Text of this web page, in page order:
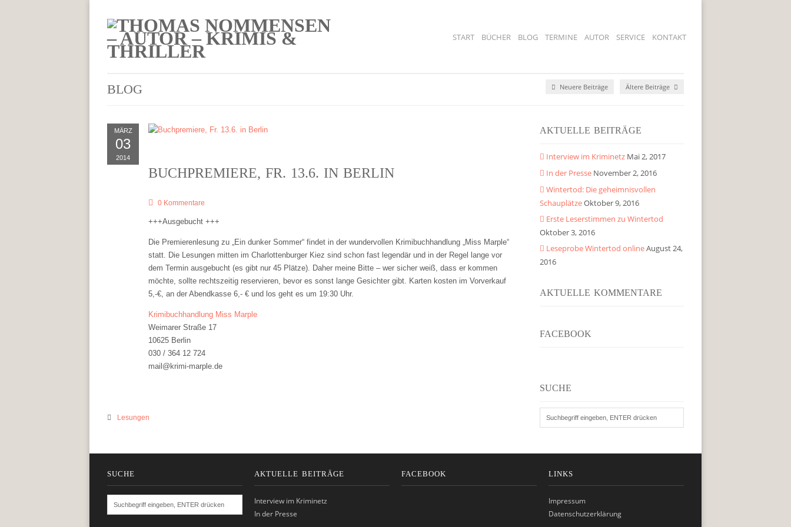
START BÜCHER BLOG TERMINE AUTOR SERVICE KONTAKT
BLOG Neuere Beiträge Ältere Beiträge
MÄRZ
03
2014
BUCHPREMIERE, FR. 13.6. IN BERLIN
0 Kommentare
+++Ausgebucht +++
Die Premierenlesung zu „Ein dunker Sommer“ findet in der wundervollen Krimibuchhandlung „Miss Marple“
statt. Die Lesungen mitten im Charlottenburger Kiez sind schon fast legendär und in der Regel lange vor
dem Termin ausgebucht (es gibt nur 45 Plätze). Daher meine Bitte – wer sicher weiß, dass er kommen
möchte, sollte rechtszeitig reservieren, bevor es sonst lange Gesichter gibt. Karten kosten im Vorverkauf
5,-€, an der Abendkasse 6,- € und los geht es um 19:30 Uhr.
Krimibuchhandlung Miss Marple
Weimarer Straße 17
10625 Berlin
030 / 364 12 724
mail@krimi-marple.de
Lesungen
AKTUELLE BEITRÄGE
Interview im Kriminetz Mai 2, 2017
In der Presse November 2, 2016
Wintertod: Die geheimnisvollen
SchauplätzeOktober 9, 2016
Erste Leserstimmen zu Wintertod
Oktober 3, 2016
Leseprobe Wintertod onlineAugust 24,
2016
AKTUELLE KOMMENTARE
FACEBOOK
SUCHE
SUCHE AKTUELLE BEITRÄGE
Interview im Kriminetz
In der Presse
FACEBOOK LINKS
Impressum
Datenschutzerklärung